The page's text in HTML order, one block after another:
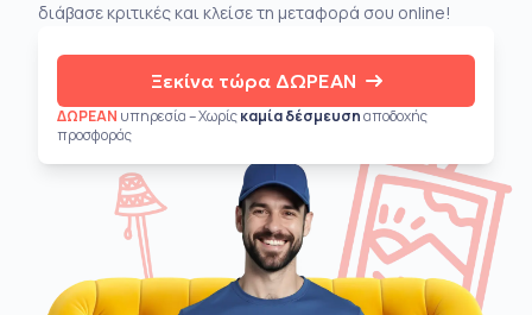
διάβασε κριτικές και κλείσε τη μεταφορά σου online!
Ξεκίνα τώρα ΔΩΡΕΑΝ
ΔΩΡΕΑΝ υπηρεσία – Χωρίςκαμία δέσμευσηαποδοχής
προσφοράς